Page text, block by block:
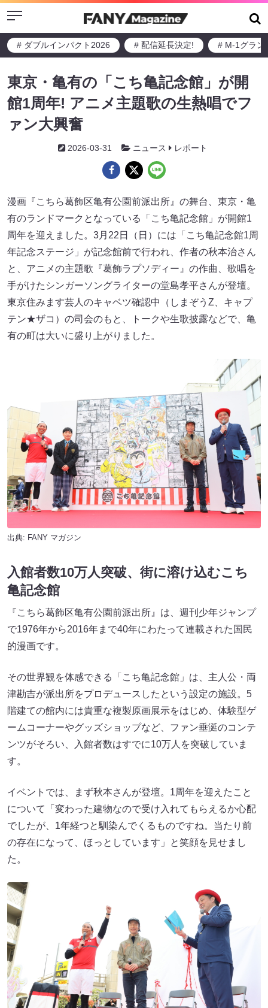
Menu
# ダブルインパクト2026 # 配信延長決定! # M-1グラン
東京・亀有の「こち亀記念館」が開
館1周年! アニメ主題歌の生熱唱でフ
ァン大興奮
2026-03-31 ニュース レポート
漫画『こちら葛飾区亀有公園前派出所』の舞台、東京・亀
有のランドマークとなっている「こち亀記念館」が開館1
周年を迎えました。3月22日（日）には「こち亀記念館1周
年記念ステージ」が記念館前で行われ、作者の秋本治さん
と、アニメの主題歌『葛飾ラプソディー』の作曲、歌唱を
手がけたシンガーソングライターの堂島孝平さんが登壇。
東京住みます芸人のキャベツ確認中（しまぞうZ、キャプ
テン★ザコ）の司会のもと、トークや生歌披露などで、亀
有の町は大いに盛り上がりました。
出典: FANY マガジン
入館者数10万人突破、街に溶け込むこち
亀記念館
『こちら葛飾区亀有公園前派出所』は、週刊少年ジャンプ
で1976年から2016年まで40年にわたって連載された国民
的漫画です。
その世界観を体感できる「こち亀記念館」は、主人公・両
津勘吉が派出所をプロデュースしたという設定の施設。5
階建ての館内には貴重な複製原画展示をはじめ、体験型ゲ
ームコーナーやグッズショップなど、ファン垂涎のコンテ
ンツがそろい、入館者数はすでに10万人を突破していま
す。
イベントでは、まず秋本さんが登壇。1周年を迎えたこと
について「変わった建物なので受け入れてもらえるか心配
でしたが、1年経つと馴染んでくるものですね。当たり前
の存在になって、ほっとしています」と笑顔を見せまし
た。